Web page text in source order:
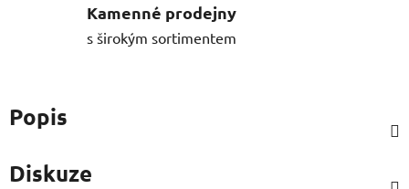
Kamenné prodejny
s širokým sortimentem
Popis
Diskuze